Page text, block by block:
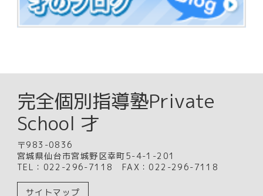
完全個別指導塾Private
School 才
〒983-0836
宮城県仙台市宮城野区幸町5-4-1-201
TEL：022-296-7118 FAX：022-296-7118
サイトマップ